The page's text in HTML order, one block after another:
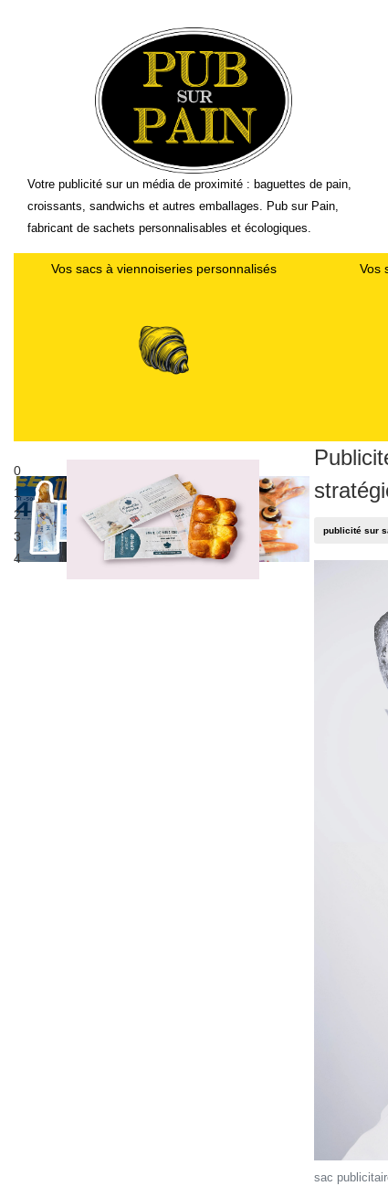
Votre publicité sur un média de proximité : baguettes de pain,
croissants, sandwichs et autres emballages. Pub sur Pain,
fabricant de sachets personnalisables et écologiques.
Vos sacs à viennoiseries personnalisés Vos
0
1
2
3
4
publicité sur
sac